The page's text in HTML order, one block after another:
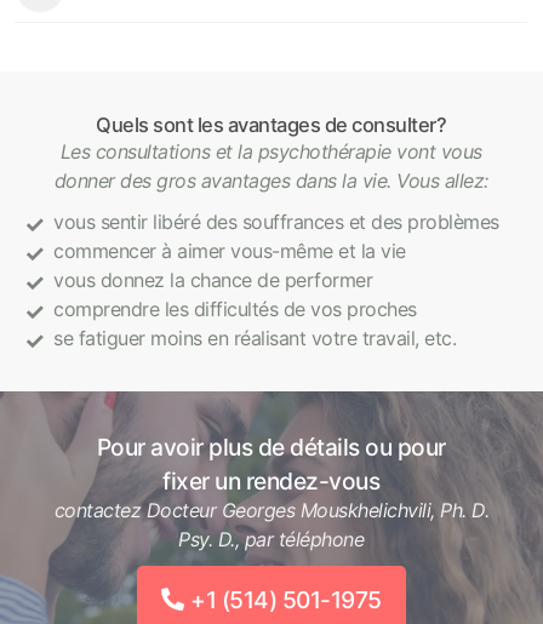
Quels sont les avantages de consulter?
Les consultations et la psychothérapie vont vous
donner des gros avantages dans la vie. Vous allez:
vous sentir libéré des souffrances et des problèmes
commencer à aimer vous-même et la vie
vous donnez la chance de performer
comprendre les difficultés de vos proches
se fatiguer moins en réalisant votre travail, etc.
Pour avoir plus de détails ou pour
fixer un rendez-vous
contactez Docteur Georges Mouskhelichvili, Ph. D.
Psy. D., par téléphone
+1 (514) 501-1975